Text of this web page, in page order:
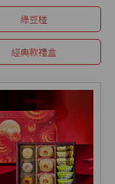
綠豆椪
經典款禮盒